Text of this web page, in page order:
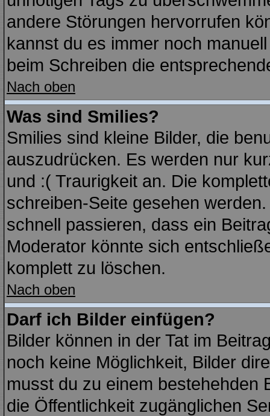
andere Störungen hervorrufen
kannst du es immer noch
beim Schreiben die
Nach oben
Was sind Smilies?
Smilies sind kleine Bilder, die
auszudrücken. Es werden nur
und :( Traurigkeit an. Die
schreiben-Seite gesehen
schnell passieren, dass ein
Moderator könnte sich
komplett zu löschen.
Nach oben
Darf ich Bilder einfügen?
Bilder können in der Tat im
noch keine Möglichkeit, Bilder
musst du zu einem bestehehden
die Öffentlichkeit zugänglichen